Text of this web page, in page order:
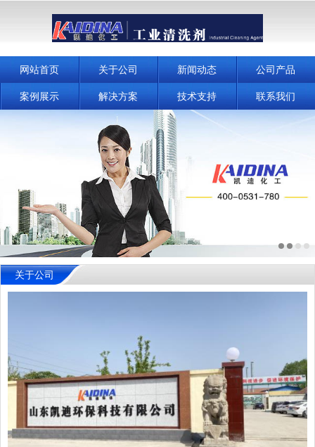
网站首页 关于公司 新闻动态 公司产品
案例展示 解决方案 技术支持 联系我们
关于公司